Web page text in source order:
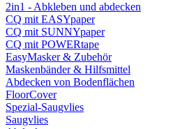
2in1 - Abkleben und abdecken
CQ mit EASYpaper
CQ mit SUNNYpaper
CQ mit POWERtape
EasyMasker & Zubehör
Maskenbänder & Hilfsmittel
Abdecken von Bodenflächen
FloorCover
Spezial-Saugvlies
Saugvlies